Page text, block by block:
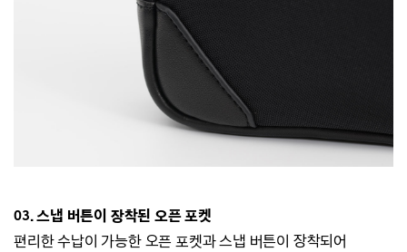
03. 스냅 버튼이 장착된 오픈 포켓
편리한 수납이 가능한 오픈 포켓과 스냅 버튼이 장착되어